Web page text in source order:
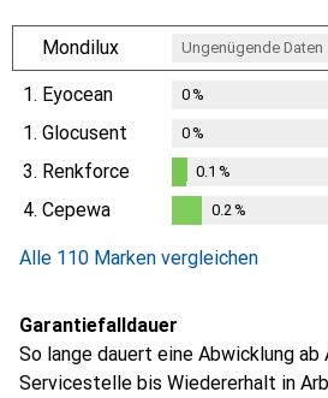
Mondilux Ungenügende Daten
1. Eyocean 0%
1. Glocusent 0%
3. Renkforce
%
0.1 %
4. Cepewa 0.2 %
Alle 110 Marken vergleichen
Garantiefalldauer
So lange dauert eine Abwicklung
Servicestelle bis Wiedererhalt in